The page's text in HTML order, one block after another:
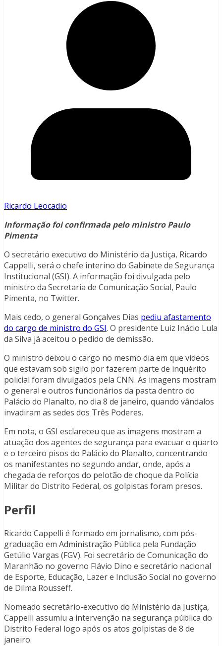
Ricardo Leocadio
Informação foi confirmada pelo ministro Paulo
Pimenta
O secretário executivo do Ministério da Justiça, Ricardo
Cappelli, será o chefe interino do Gabinete de Segurança
Institucional (GSI). A informação foi divulgada pelo
ministro da Secretaria de Comunicação Social, Paulo
Pimenta, no Twitter.
Mais cedo, o general Gonçalves Dias pediu afastamento
do cargo de ministro do GSI. O presidente Luiz Inácio Lula
da Silva já aceitou o pedido de demissão.
O ministro deixou o cargo no mesmo dia em que vídeos
que estavam sob sigilo por fazerem parte de inquérito
policial foram divulgados pela CNN. As imagens mostram
o general e outros funcionários da pasta dentro do
Palácio do Planalto, no dia 8 de janeiro, quando vândalos
invadiram as sedes dos Três Poderes.
Em nota, o GSI esclareceu que as imagens mostram a
atuação dos agentes de segurança para evacuar o quarto
e o terceiro pisos do Palácio do Planalto, concentrando
os manifestantes no segundo andar, onde, após a
chegada de reforços do pelotão de choque da Polícia
Militar do Distrito Federal, os golpistas foram presos.
Perfil
Ricardo Cappelli é formado em jornalismo, com pós-
graduação em Administração Pública pela Fundação
Getúlio Vargas (FGV). Foi secretário de Comunicação do
Maranhão no governo Flávio Dino e secretário nacional
de Esporte, Educação, Lazer e Inclusão Social no governo
de Dilma Rousseff.
Nomeado secretário-executivo do Ministério da Justiça,
Cappelli assumiu a intervenção na segurança pública do
Distrito Federal logo após os atos golpistas de 8 de
janeiro.